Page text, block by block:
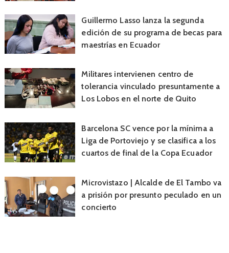
Guillermo Lasso lanza la segunda
edición de su programa de becas para
maestrías en Ecuador
Militares intervienen centro de
tolerancia vinculado presuntamente a
Los Lobos en el norte de Quito
Barcelona SC vence por la mínima a
Liga de Portoviejo y se clasifica a los
cuartos de final de la Copa Ecuador
Microvistazo | Alcalde de El Tambo va
a prisión por presunto peculado en un
concierto